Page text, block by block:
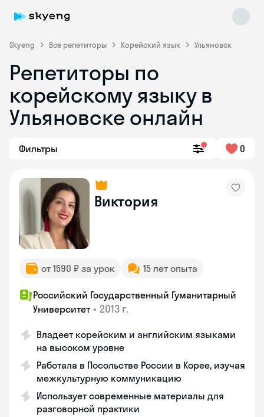
Skyeng Все репетиторы Корейский язык Ульяновск
Репетиторы по
корейскому языку в
Ульяновске онлайн
Фильтры 0
Виктория
от 1590 ₽ за урок 15 лет опыта
Российский Государственный Гуманитарный
Университет • 2013 г.
Владеет корейским и английским языками
на высоком уровне
Работала в Посольстве России в Корее, изучая
межкультурную коммуникацию
Использует современные материалы для
разговорной практики
Skyeng Chat